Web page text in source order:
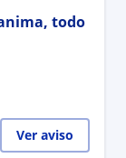
todo
Ver aviso